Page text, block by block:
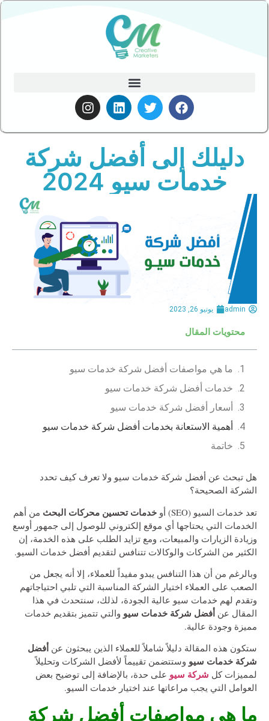
دليلك إلى أفضل شركة
خدمات سيو 2024
admin يونيو 26, 2023
محتويات المقال
ما هي مواصفات أفضل شركة خدمات سيو
خدمات أفضل شركة خدمات سيو
أسعار أفضل شركة خدمات سيو
أهمية الاستعانة بخدمات أفضل شركة خدمات سيو
خاتمة
هل تبحث عن أفضل شركة خدمات سيو ولا تعرف كيف تحدد
الشركة الصحيحة؟
تعد خدمات السيو (SEO) أو
خدمات تحسين محركات البحث من أهم
الخدمات التي يحتاجها أي موقع إلكتروني للوصول إلى جمهور أوسع
وزيادة الزيارات والمبيعات، ومع تزايد الطلب على هذه الخدمة، إن
الكثير من الشركات والوكالات تتنافس لتقديم أفضل خدمات السيو.
وبالرغم من أن هذا التنافس يبدو مفيداً للعملاء، إلا أنه يجعل من
الصعب على العملاء اختيار الشركة المناسبة التي تلبي احتياجاتهم
وتقدم لهم خدمات سيو عالية الجودة، لذلك، سنتحدث في هذا
المقال عن أفضل شركة خدمات سيو والتي تتميز بتقديم خدمات
مميزة وجودة عالية.
ستكون هذه المقالة دليلاً شاملاً للعملاء الذين يبحثون عن أفضل
شركة خدمات سيو وستتضمن تقييماً لأفضل الشركات وتحليلاً
لمميزات كل شركة سيو على حدة، بالإضافة إلى توضيح بعض
العوامل التي يجب مراعاتها عند اختيار خدمات السيو.
ما هي مواصفات أفضل شركة